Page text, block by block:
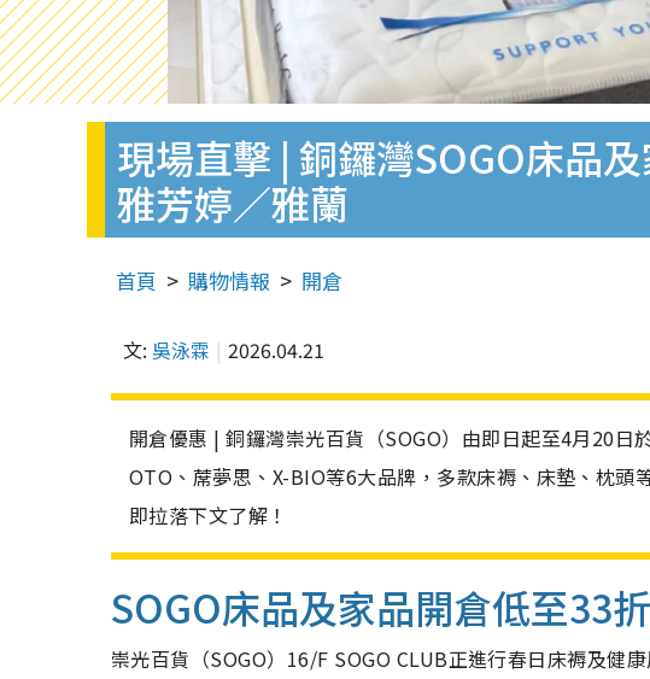
現場直擊 | 銅鑼灣SOGO床品
雅芳婷／雅蘭
首頁 購物情報 開倉
文: 吳泳霖 2026.04.21
開倉優惠 | 銅鑼灣崇光百貨（SOGO）由即日起至4月20
OTO、蓆夢思、X-BIO等6大品牌，多款床褥、床墊、枕
即拉落下文了解！
SOGO床品及家品開倉低至33折
崇光百貨（SOGO）16/F SOGO CLUB正進行春日床褥及健